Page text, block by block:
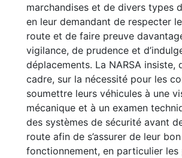
marchandises et de divers types
en leur demandant de respecter
route et de faire preuve
vigilance, de prudence et
déplacements. La NARSA insiste,
cadre, sur la nécessité pour les
soumettre leurs véhicules à une
mécanique et à un examen
des systèmes de sécurité avant
route afin de s’assurer de leur bon
fonctionnement, en particulier les